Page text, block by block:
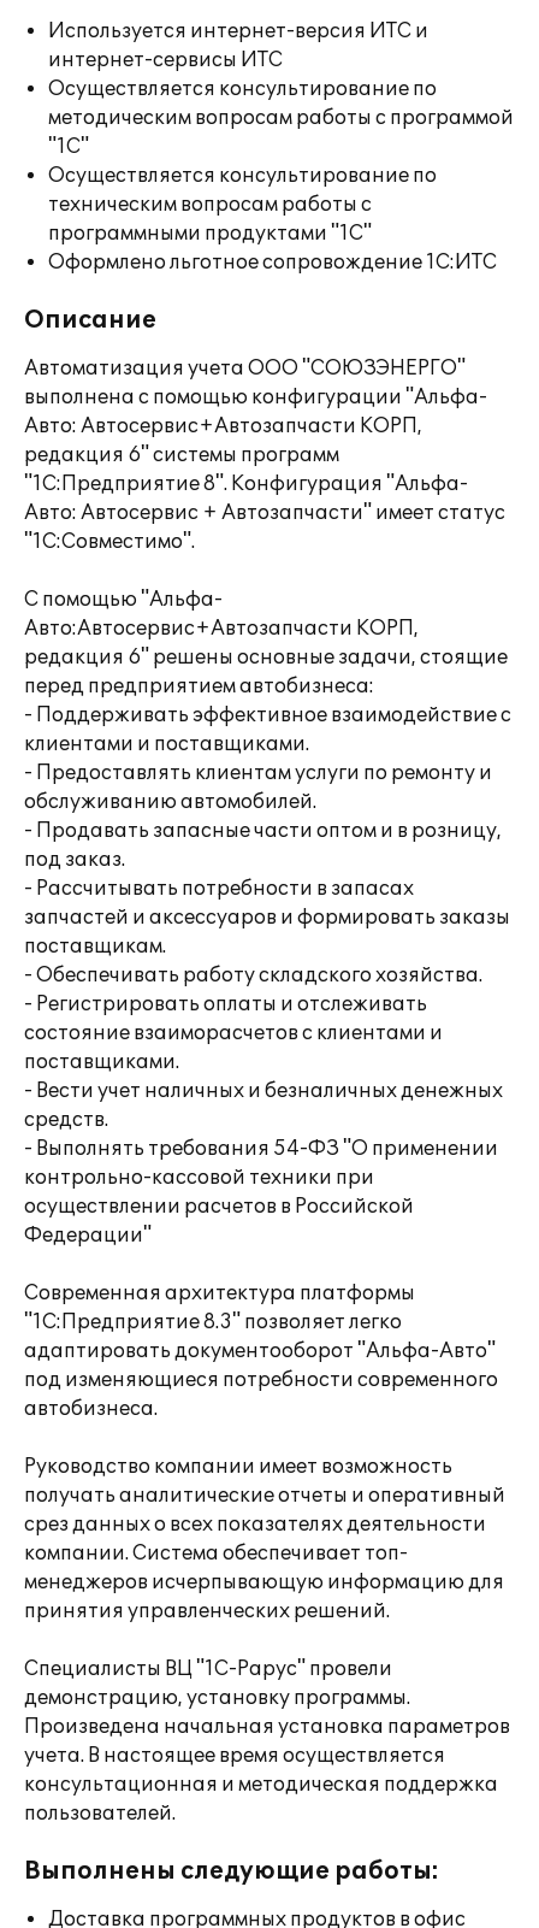
Используется интернет-версия ИТС и
интернет-сервисы ИТС
Осуществляется консультирование по
методическим вопросам работы с программой
"1С"
Осуществляется консультирование по
техническим вопросам работы с
программными продуктами "1С"
Оформлено льготное сопровождение 1С:ИТС
Описание
Автоматизация учета ООО "СОЮЗЭНЕРГО"
выполнена с помощью конфигурации "Альфа-
Авто: Автосервис+Автозапчасти КОРП,
редакция 6" системы программ
"1С:Предприятие 8". Конфигурация "Альфа-
Авто: Автосервис + Автозапчасти" имеет статус
"1С:Совместимо".
С помощью "Альфа-
Авто:Автосервис+Автозапчасти КОРП,
редакция 6" решены основные задачи, стоящие
перед предприятием автобизнеса:
- Поддерживать эффективное взаимодействие с
клиентами и поставщиками.
- Предоставлять клиентам услуги по ремонту и
обслуживанию автомобилей.
- Продавать запасные части оптом и в розницу,
под заказ.
- Рассчитывать потребности в запасах
запчастей и аксессуаров и формировать заказы
поставщикам.
- Обеспечивать работу складского хозяйства.
- Регистрировать оплаты и отслеживать
состояние взаиморасчетов с клиентами и
поставщиками.
- Вести учет наличных и безналичных денежных
средств.
- Выполнять требования 54-ФЗ "О применении
контрольно-кассовой техники при
осуществлении расчетов в Российской
Федерации"
Современная архитектура платформы
"1С:Предприятие 8.3" позволяет легко
адаптировать документооборот "Альфа-Авто"
под изменяющиеся потребности современного
автобизнеса.
Руководство компании имеет возможность
получать аналитические отчеты и оперативный
срез данных о всех показателях деятельности
компании. Система обеспечивает топ-
менеджеров исчерпывающую информацию для
принятия управленческих решений.
Специалисты ВЦ "1С-Рарус" провели
демонстрацию, установку программы.
Произведена начальная установка параметров
учета. В настоящее время осуществляется
консультационная и методическая поддержка
пользователей.
Выполнены следующие работы:
Доставка программных продуктов в офис